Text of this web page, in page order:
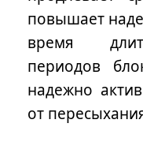
повышает
время
периодов
надежно
от